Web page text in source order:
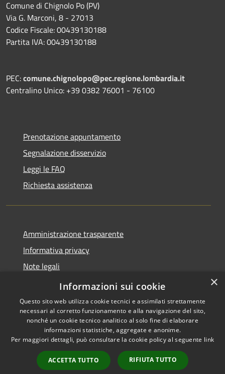
Comune di Chignolo Po (PV)
Via G. Marconi, 8 - 27013
Codice Fiscale: 00439130188
Partita IVA: 00439130188
PEC:comune.chignolopo@pec.regione.lombardia.it
Centralino Unico: +39 0382 76001 - 76100
Prenotazione appuntamento
Segnalazione disservizio
Leggi le FAQ
Richiesta assistenza
Amministrazione trasparente
Informativa privacy
Note legali
Dichiarazione di accessibilità
Accessibilità
Copyright © 2026 • Comune di
Chignolo Po • Powered by
Municipium•
Accesso
redazione
×
Informazioni sui cookie
Questo sito web utilizza cookie tecnici e assimilati strettamente
necessari al corretto funzionamento e alla navigazione del sito,
nonché un cookie tecnico analitico al solo fine di elaborare
informazioni statistiche, aggregate e anonime.
Per maggiori dettagli, può consultare la cookie policy al seguente link
ACCETTA TUTTO RIFIUTA TUTTO